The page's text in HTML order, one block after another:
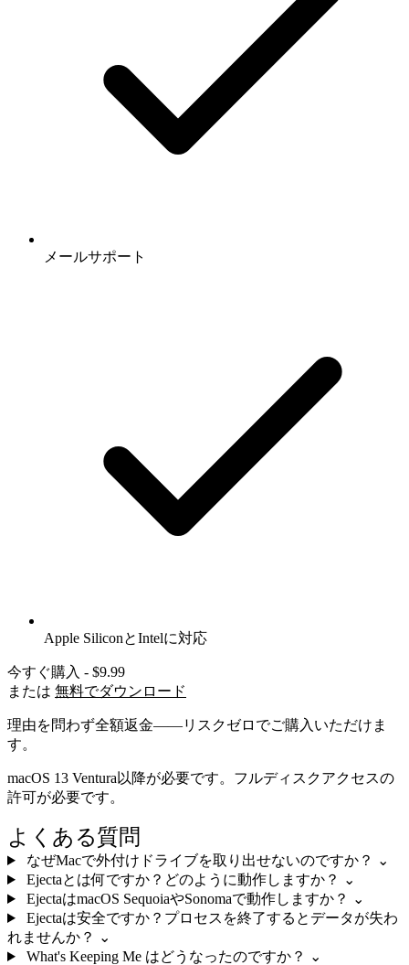
メールサポート
Apple SiliconとIntelに対応
今すぐ購入 - $9.99
または 無料でダウンロード
理由を問わず全額返金——リスクゼロでご購入いただけま
す。
macOS 13 Ventura以降が必要です。フルディスクアクセスの
許可が必要です。
よくある質問
なぜMacで外付けドライブを取り出せないのですか？
⌄
Ejectaとは何ですか？どのように動作しますか？
⌄
EjectaはmacOS SequoiaやSonomaで動作しますか？
⌄
Ejectaは安全ですか？プロセスを終了するとデータが失わ
れませんか？
⌄
What's Keeping Me はどうなったのですか？
⌄